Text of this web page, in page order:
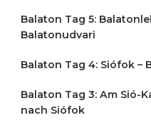
Balaton Tag 5:
Balatonudvari
Balaton Tag 4: Siófok –
Balaton Tag 3: Am Sió-
nach Siófok